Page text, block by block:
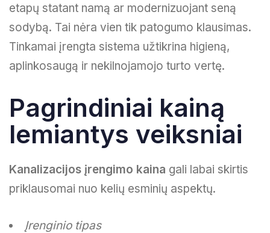
etapų statant namą ar modernizuojant seną
sodybą. Tai nėra vien tik patogumo klausimas.
Tinkamai įrengta sistema užtikrina higieną,
aplinkosaugą ir nekilnojamojo turto vertę.
Pagrindiniai kainą
lemiantys veiksniai
Kanalizacijos įrengimo kaina gali labai skirtis
priklausomai nuo kelių esminių aspektų.
Įrenginio tipas